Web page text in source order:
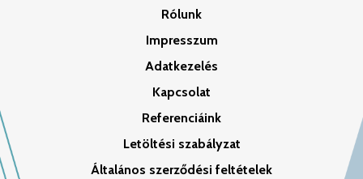
Rólunk
Impresszum
Adatkezelés
Kapcsolat
Referenciáink
Letöltési szabályzat
Általános szerződési feltételek